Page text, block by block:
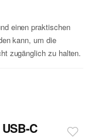
einen praktischen
kann, um die
zugänglich zu halten.
C